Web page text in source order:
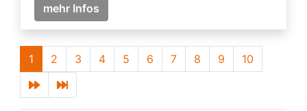
mehr Infos
1 2 3 4 5 6 7 8 9 10